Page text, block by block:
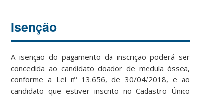
Isenção
A isenção do pagamento da inscrição poderá ser
concedida ao candidato doador de medula óssea,
conforme a Lei nº 13.656, de 30/04/2018, e ao
candidato que estiver inscrito no Cadastro Único